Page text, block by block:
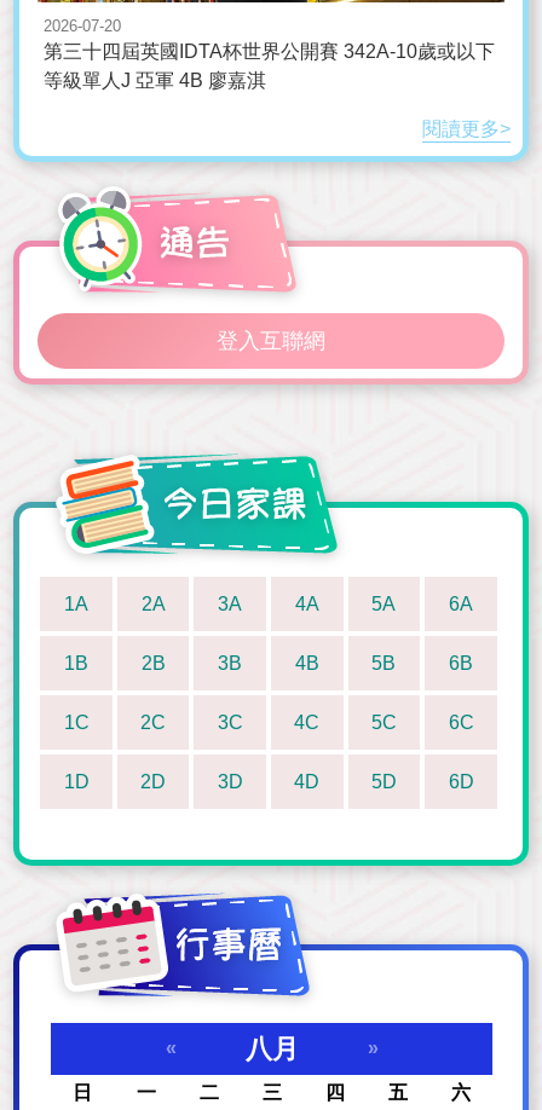
2026-07-20
第三十四屆英國IDTA杯世界公開賽 342A-10歲或以下
等級單人J 亞軍 4B 廖嘉淇
閱讀更多>
登入互聯網
1A 2A 3A 4A 5A 6A
1B 2B 3B 4B 5B 6B
1C 2C 3C 4C 5C 6C
1D 2D 3D 4D 5D 6D
« 八月 »
日 一 二 三 四 五
六